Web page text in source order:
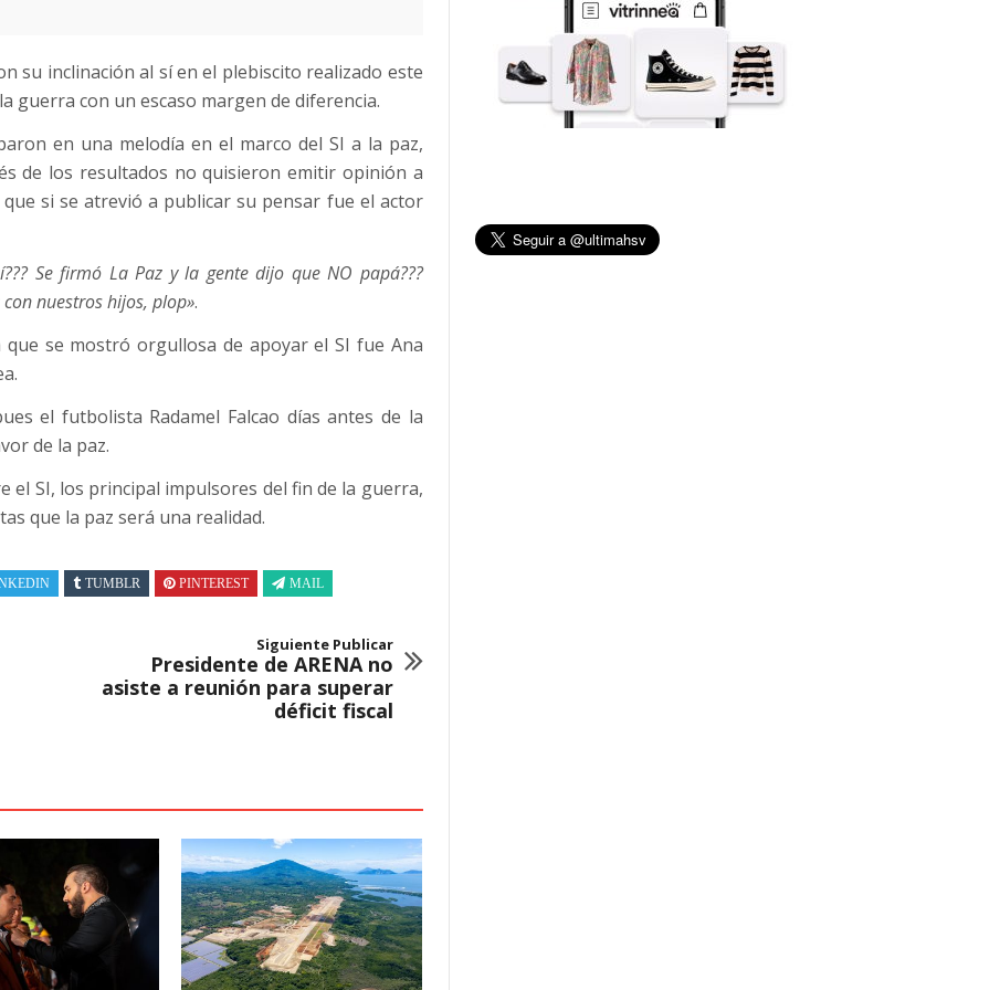
su inclinación al sí en el plebiscito realizado este
guerra con un escaso margen de diferencia.
en una melodía en el marco del SI a la paz,
de los resultados no quisieron emitir opinión a
si se atrevió a publicar su pensar fue el actor
Se firmó La Paz y la gente dijo que NO papá???
nuestros hijos, plop».
se mostró orgullosa de apoyar el SI fue Ana
el futbolista Radamel Falcao días antes de la
de la paz.
el SI, los principal impulsores del fin de la guerra,
que la paz será una realidad.
TUMBLR PINTEREST MAIL
Siguiente Publicar
Presidente de ARENA no
asiste a reunión para superar
déficit fiscal